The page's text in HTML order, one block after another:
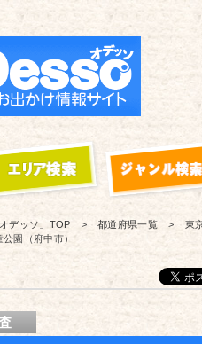
デッソ」 TOP 都道府県一覧 東
園（府中市）